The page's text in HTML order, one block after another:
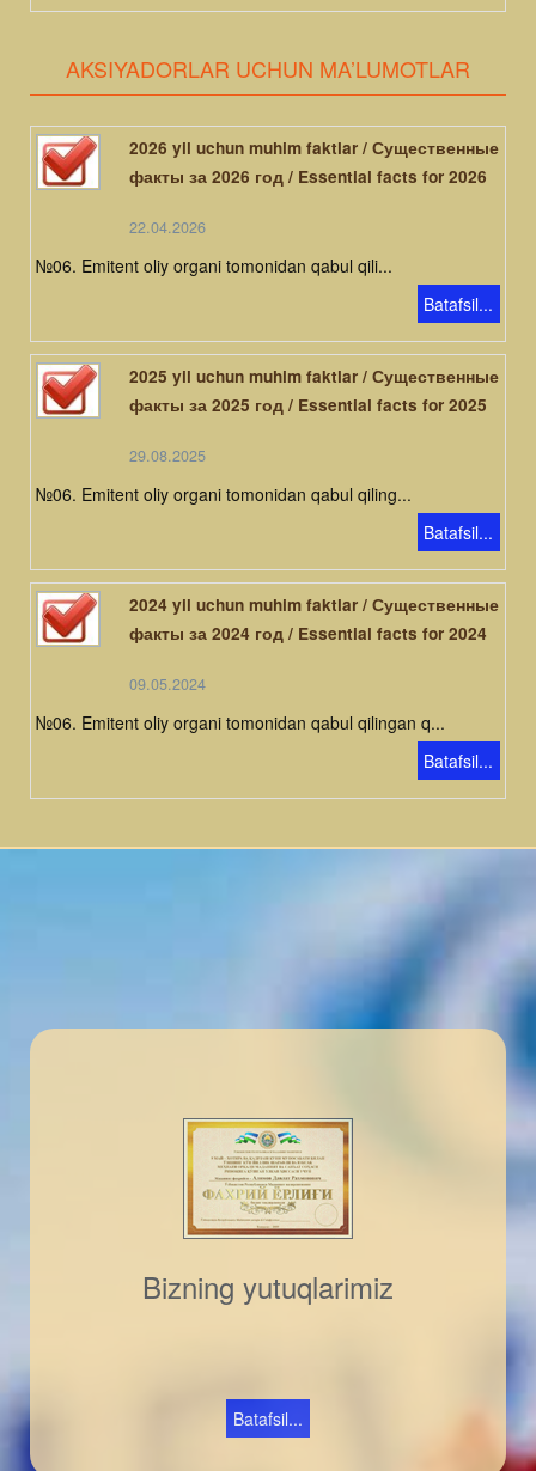
AKSIYADORLAR UCHUN MA’LUMOTLAR
2026 yil uchun muhim faktlar / Существенные
факты за 2026 год / Essential facts for 2026
22.04.2026
№06. Emitent oliy organi tomonidan qabul qili...
Batafsil...
2025 yil uchun muhim faktlar / Существенные
факты за 2025 год / Essential facts for 2025
29.08.2025
№06. Emitent oliy organi tomonidan qabul qiling...
Batafsil...
2024 yil uchun muhim faktlar / Существенные
факты за 2024 год / Essential facts for 2024
09.05.2024
№06. Emitent oliy organi tomonidan qabul qilingan q...
Batafsil...
Bizning yutuqlarimiz
Batafsil...